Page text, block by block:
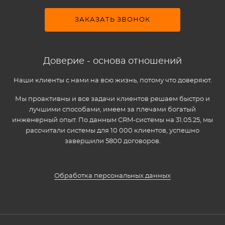
ЗАКАЗАТЬ ЗВОНОК
Доверие - основа отношений
Наши клиенты с нами на всю жизнь, потому что доверяют.
Мы проактивны и все задачи клиентов решаем быстро и
лучшими способами, имеем за плечами богатый
инженерный опыт. По данным CRM-системы на 31.05.25, мы
рассчитали системы для 10 000 клиентов, успешно
завершили 5800 договоров.
Обработка персональных данных